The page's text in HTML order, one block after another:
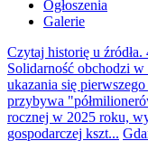
Ogłoszenia
Galerie
Czytaj historię u
Solidarność obchodzi
ukazania się pierwszego
przybywa
rocznej w 2025 roku,
gospodarczej kszt...